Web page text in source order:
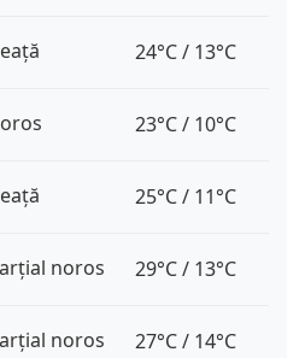
24°C / 13°C
23°C / 10°C
25°C / 11°C
noros 29°C / 13°C
noros 27°C / 14°C